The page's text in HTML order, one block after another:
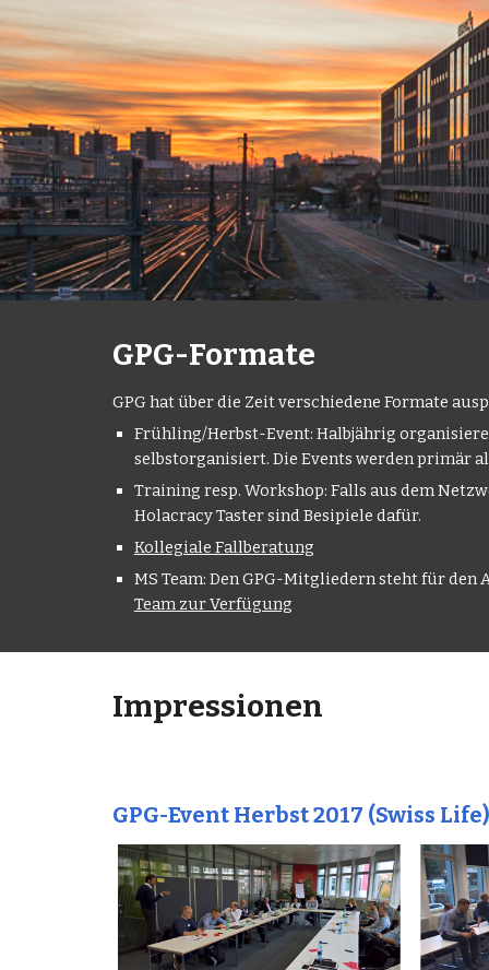
GPG-Formate
GPG hat über die Zeit verschiedene Formate
Frühling/Herbst-Event: Halbjährig
selbstorganisiert. Die Events werden primär
Training resp. Workshop: Falls aus dem
Holacracy Taster sind Besipiele dafür.
Kollegiale Fallberatung
MS Team: Den GPG-Mitgliedern steht für den
Team zur Verfügung
Impressionen
GPG-Event Herbst 2017 (Swiss Life)